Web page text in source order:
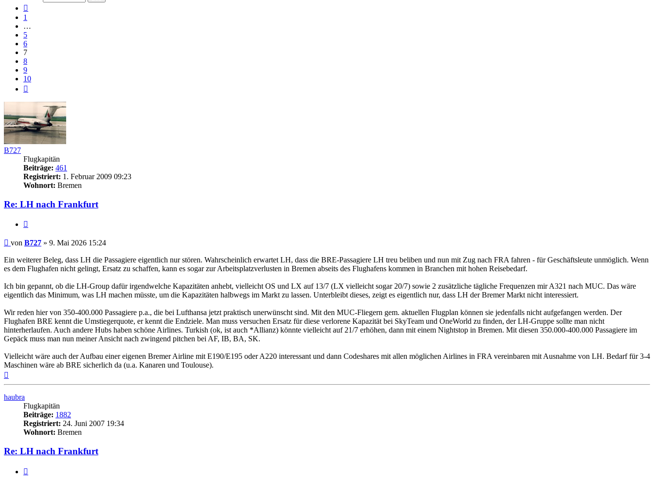
1
…
5
6
7
8
9
10
B727
Flugkapitän
Beiträge: 461
Registriert: 1. Februar 2009 09:23
Wohnort: Bremen
Re: LH nach Frankfurt
Ungelesener
von B727 » 9. Mai 2026 15:24
Ein weiterer Beleg, dass LH die Passagiere eigentlich nur stören. Wahrscheinlich erwartet LH, dass die BRE-Passagiere LH treu beliben und nun mit Zug nach FRA fahren - für Geschäftsleute unmöglich. Wenn
es dem Flughafen nicht gelingt, Ersatz zu schaffen, kann es sogar zur Arbeitsplatzverlusten in Bremen abseits des Flughafens kommen in Branchen mit hohen Reisebedarf.
Ich bin gepannt, ob die LH-Group dafür irgendwelche Kapazitäten anhebt, vielleicht OS und LX auf 13/7 (LX vielleicht sogar 20/7) sowie 2 zusätzliche tägliche Frequenzen mir A321 nach MUC. Das wäre
eigentlich das Minimum, was LH machen müsste, um die Kapazitäten halbwegs im Markt zu lassen. Unterbleibt dieses, zeigt es eigentlich nur, dass LH der Bremer Markt nicht interessiert.
Wir reden hier von 350-400.000 Passagiere p.a., die bei Lufthansa jetzt praktisch unerwünscht sind. Mit den MUC-Fliegern gem. aktuellen Flugplan können sie jedenfalls nicht aufgefangen werden. Der
Flughafen BRE kennt die Umstiegerquote, er kennt die Endziele. Man muss versuchen Ersatz für diese verlorene Kapazität bei SkyTeam und OneWorld zu finden, der LH-Gruppe sollte man nicht
hinterherlaufen. Auch andere Hubs haben schöne Airlines. Turkish (ok, ist auch *Allianz) könnte vielleicht auf 21/7 erhöhen, dann mit einem Nightstop in Bremen. Mit diesen 350.000-400.000 Passagiere im
Gepäck muss man nun meiner Ansicht nach zwingend pitchen bei AF, IB, BA, SK.
Vielleicht wäre auch der Aufbau einer eigenen Bremer Airline mit E190/E195 oder A220 interessant und dann Codeshares mit allen möglichen Airlines in FRA vereinbaren mit Ausnahme von LH. Bedarf für 3-4
Maschinen wäre ab BRE sicherlich da (u.a. Kanaren und Toulouse).
haubra
Flugkapitän
Beiträge: 1882
Registriert: 24. Juni 2007 19:34
Wohnort: Bremen
Re: LH nach Frankfurt